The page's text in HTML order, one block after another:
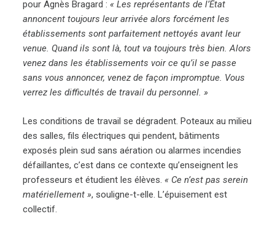
pour Agnès Bragard :« Les représentants de l’État
annoncent toujours leur arrivée alors forcément les
établissements sont parfaitement nettoyés avant leur
venue. Quand ils sont là, tout va toujours très bien. Alors
venez dans les établissements voir ce qu’il se passe
sans vous annoncer, venez de façon impromptue. Vous
verrez les difficultés de travail du personnel. »
Les conditions de travail se dégradent. Poteaux au milieu
des salles, fils électriques qui pendent, bâtiments
exposés plein sud sans aération ou alarmes incendies
défaillantes, c’est dans ce contexte qu’enseignent les
professeurs et étudient les élèves.« Ce n’est pas serein
matériellement », souligne-t-elle. L’épuisement est
collectif.